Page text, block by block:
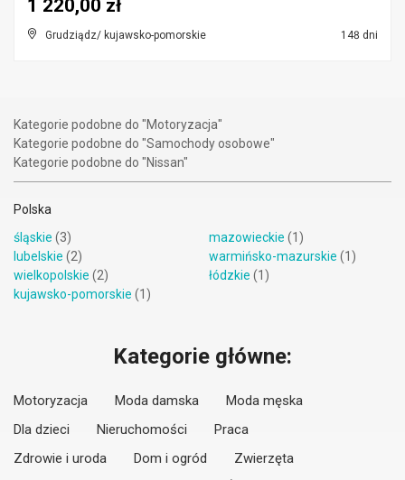
Grudziądz/ kujawsko-pomorskie 148 dni
1 220,00 zł
Kategorie podobne do "Motoryzacja"
Kategorie podobne do "Samochody osobowe"
Kategorie podobne do "Nissan"
Polska
śląskie (3)
lubelskie (2)
wielkopolskie (2)
kujawsko-pomorskie (1)
mazowieckie (1)
warmińsko-mazurskie (1)
łódzkie (1)
Kategorie główne:
Motoryzacja Moda damska
Moda męska
Dla dzieci
Nieruchomości
Praca
Zdrowie i uroda
Dom i ogród
Zwierzęta